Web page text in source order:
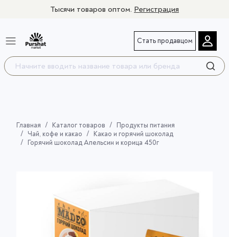
Тысячи товаров оптом. Регистрация
Стать продавцом
Главная Каталог товаров
Продукты питания
Чай, кофе и какао
Какао и горячий шоколад
Горячий шоколад Апельсин и корица 450г